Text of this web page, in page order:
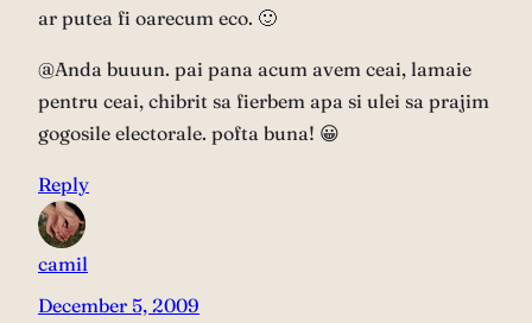
ar putea fi oarecum eco. 🙂
@Anda buuun. pai pana acum avem ceai, lamaie
pentru ceai, chibrit sa fierbem apa si ulei sa prajim
gogosile electorale. pofta buna! 😀
Reply
camil
December 5, 2009